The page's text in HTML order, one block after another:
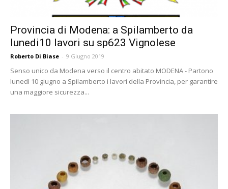
Provincia di Modena: a Spilamberto da
lunedi10 lavori su sp623 Vignolese
Roberto Di Biase - 9 Giugno 2019
Senso unico da Modena verso il centro abitato MODENA - Partono
lunedì 10 giugno a Spilamberto i lavori della Provincia, per garantire
una maggiore sicurezza...